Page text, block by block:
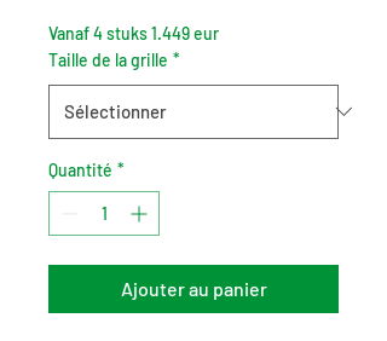
Vanaf 4 stuks 1.449 eur
Taille de la grille *
Quantité *
Ajouter au panier